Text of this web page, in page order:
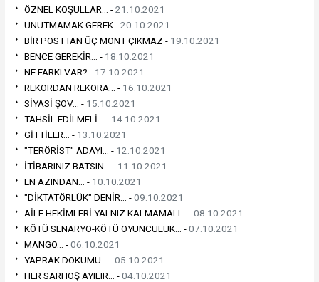
ÖZNEL KOŞULLAR... -21.10.2021
UNUTMAMAK GEREK -20.10.2021
BİR POSTTAN ÜÇ MONT ÇIKMAZ - 19.10.2021
BENCE GEREKİR... - 18.10.2021
NE FARKI VAR? - 17.10.2021
REKORDAN REKORA... - 16.10.2021
SİYASİ ŞOV... - 15.10.2021
TAHSİL EDİLMELİ... - 14.10.2021
GİTTİLER... - 13.10.2021
"TERÖRİST" ADAYI... - 12.10.2021
İTİBARINIZ BATSIN... - 11.10.2021
EN AZINDAN... - 10.10.2021
"DİKTATÖRLÜK" DENİR... -09.10.2021
AİLE HEKİMLERİ YALNIZ KALMAMALI... -08.10.2021
KÖTÜ SENARYO-KÖTÜ OYUNCULUK... -07.10.2021
MANGO... -06.10.2021
YAPRAK DÖKÜMÜ... -05.10.2021
HER SARHOŞ AYILIR... -04.10.2021